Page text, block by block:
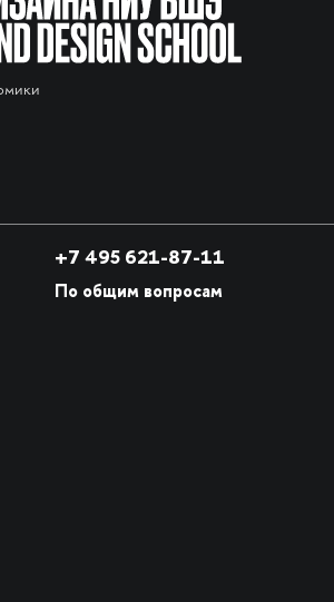
+7 495 621-87-11
По общим вопросам